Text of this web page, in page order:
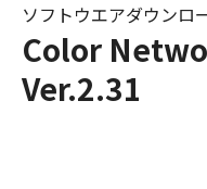
Color
Ver.2.31
ソフトウエアダウンロ